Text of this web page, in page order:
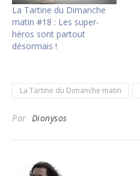
La Tartine du Dimanche
matin #18 : Les super-
héros sont partout
désormais !
La Tartine du Dimanche matin
Par Dionysos